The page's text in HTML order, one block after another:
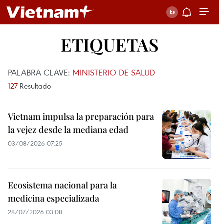
ETIQUETAS
PALABRA CLAVE: MINISTERIO DE SALUD
127 Resultado
Vietnam impulsa la preparación para
la vejez desde la mediana edad
03/08/2026 07:25
Ecosistema nacional para la
medicina especializada
28/07/2026 03:08